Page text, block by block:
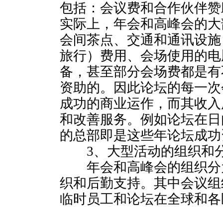
包括：会议费和合作伙伴
实际上，年会和高峰会的
会间茶点、交通和通讯设
旅行）费用、会场使用的
备，甚至部分会场费都是
资助的。因此论坛的每一
成功的商业运作，而其收
和改善服务。例如论坛在
的总部即是这些年论坛成
3、大型活动的组织和
年会和高峰会的组织分
织和后勤支持。其中会议
临时员工和论坛在全球和